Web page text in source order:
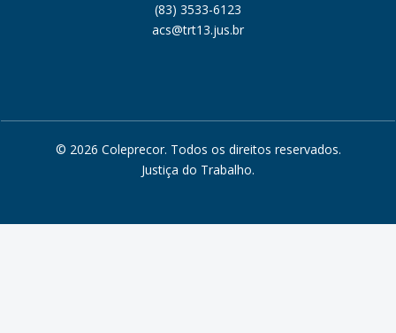
(83) 3533-6123
acs@trt13.jus.br
© 2026 Coleprecor. Todos os direitos reservados.
Justiça do Trabalho.